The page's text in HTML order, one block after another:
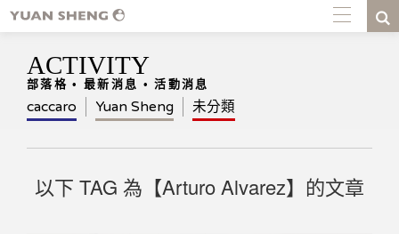
ACTIVITY
部落格 • 最新消息 • 活動消息
caccaro Yuan Sheng 未分類
以下 TAG 為【Arturo Alvarez】的文章